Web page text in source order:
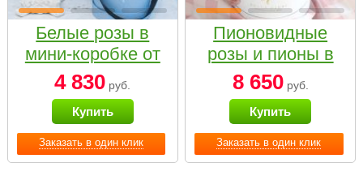
Заказать в один клик
Белые розы в
мини-коробке от
Bella Fiori
4 830 руб.
Купить
Заказать в один клик
Пионовидные
розы и пионы в
белой коробке
Small
8 650руб.
Купить